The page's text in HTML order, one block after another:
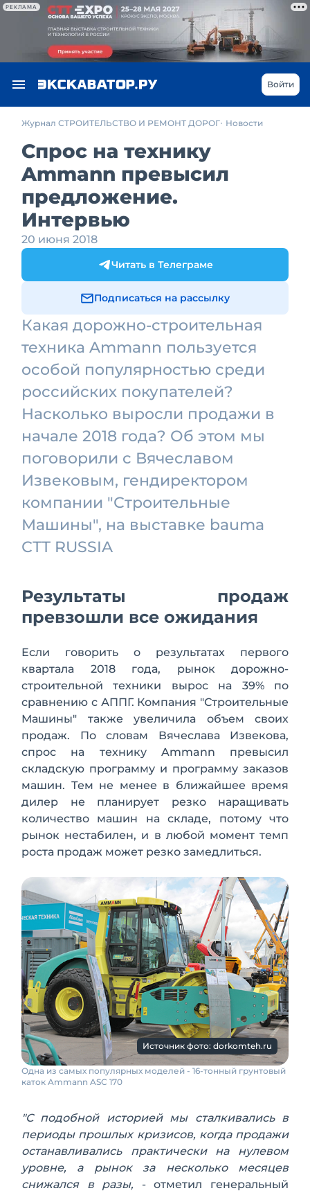
РЕКЛАМА
Войти
Журнал СТРОИТЕЛЬСТВО И РЕМОНТ ДОРОГ Новости
Спрос на технику
Ammann превысил
предложение.
Интервью
20 июня 2018
Читать в Телеграме
Подписаться на рассылку
Какая дорожно-строительная
техника Ammann пользуется
особой популярностью среди
российских покупателей?
Насколько выросли продажи в
начале 2018 года? Об этом мы
поговорили с Вячеславом
Извековым, гендиректором
компании "Строительные
Машины", на выставке bauma
СТТ RUSSIA
Результаты продаж
превзошли все ожидания
Если говорить о результатах первого
квартала 2018 года, рынок дорожно-
строительной техники вырос на 39% по
сравнению с АППГ. Компания "Строительные
Машины" также увеличила объем своих
продаж. По словам Вячеслава Извекова,
спрос на технику Ammann превысил
складскую программу и программу заказов
машин. Тем не менее в ближайшее время
дилер не планирует резко наращивать
количество машин на складе, потому что
рынок нестабилен, и в любой момент темп
роста продаж может резко замедлиться.
Источник фото: dorkomteh.ru
Одна из самых популярных моделей - 16-тонный грунтовый
каток Ammann ASC 170
"С подобной историей мы сталкивались в
периоды прошлых кризисов, когда продажи
останавливались практически на нулевом
уровне, а рынок за несколько месяцев
снижался в разы, - отметил генеральный